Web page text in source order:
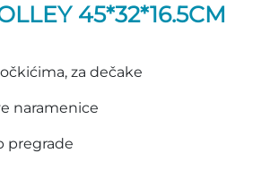
45*32*16.5CM
za dečake
naramenice
pregrade